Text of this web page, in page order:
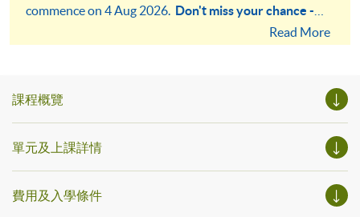
commence on 4 Aug 2026. Don't miss your chance -
Read More
課程概覽
單元及上課詳情
費用及入學條件